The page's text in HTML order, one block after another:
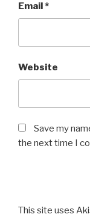
Email *
Website
Save my
the next time I
This site uses